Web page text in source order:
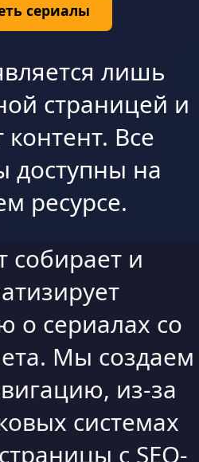
сериалы
лишь
страницей и
Все
доступны на
ресурсе.
собирает и
о сериалах со
Мы создаем
из-за
системах
с SEO-